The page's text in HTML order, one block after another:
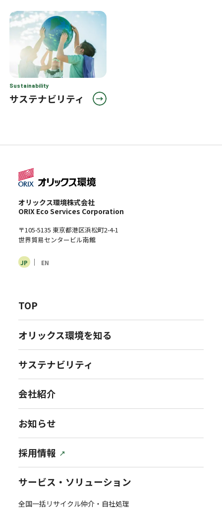
Sustainability
サステナビリティ
オリックス環境株式会社
ORIX Eco Services Corporation
〒105-5135 東京都港区浜松町2-4-1
世界貿易センタービル南館
JP EN
TOP
オリックス環境を知る
サステナビリティ
会社紹介
お知らせ
採用情報
サービス・ソリューション
全国一括リサイクル仲介・自社処理